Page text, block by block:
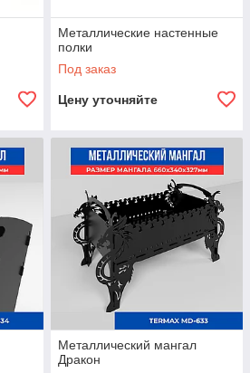
Металлические настенные
полки
Под заказ
Цену уточняйте
Металлический мангал
Дракон